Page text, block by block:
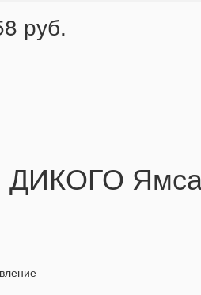
руб.
ДИКОГО